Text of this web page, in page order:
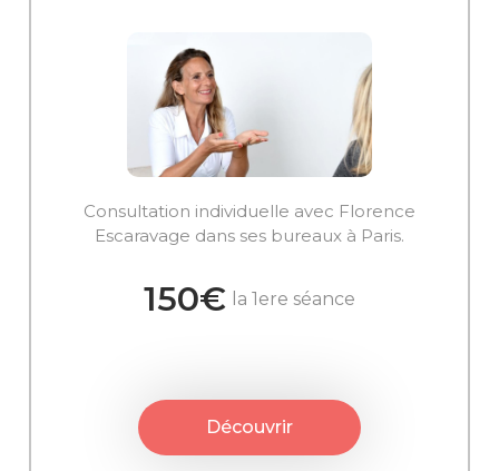
Consultation individuelle avec Florence
Escaravage dans ses bureaux à Paris.
150€ la 1ere séance
Découvrir